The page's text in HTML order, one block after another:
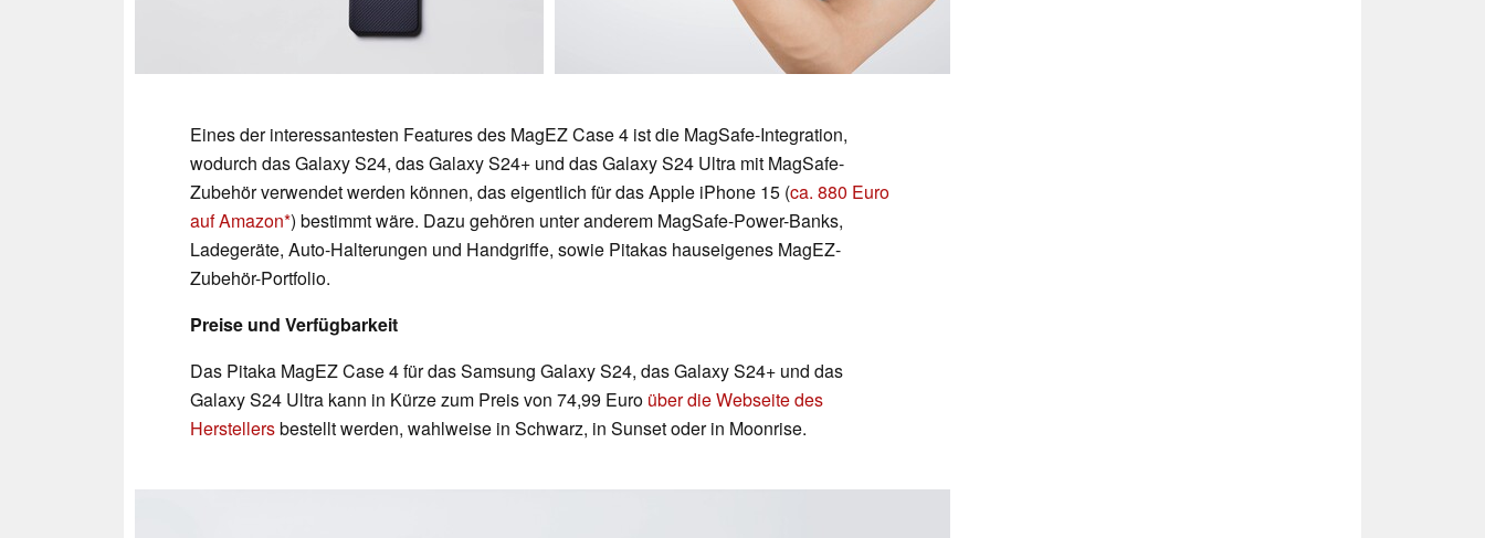
Eines der interessantesten Features des MagEZ Case 4 ist die MagSafe-Integration,
wodurch das Galaxy S24, das Galaxy S24+ und das Galaxy S24 Ultra mit MagSafe-
Zubehör verwendet werden können, das eigentlich für das Apple iPhone 15 (ca. 880 Euro
auf Amazon ) bestimmt wäre. Dazu gehören unter anderem MagSafe-Power-Banks,
Ladegeräte, Auto-Halterungen und Handgriffe, sowie Pitakas hauseigenes MagEZ-
Zubehör-Portfolio.
Preise und Verfügbarkeit
Das Pitaka MagEZ Case 4 für das Samsung Galaxy S24, das Galaxy S24+ und das
Galaxy S24 Ultra kann in Kürze zum Preis von 74,99 Euro über die Webseite des
Herstellersbestellt werden, wahlweise in Schwarz, in Sunset oder in Moonrise.